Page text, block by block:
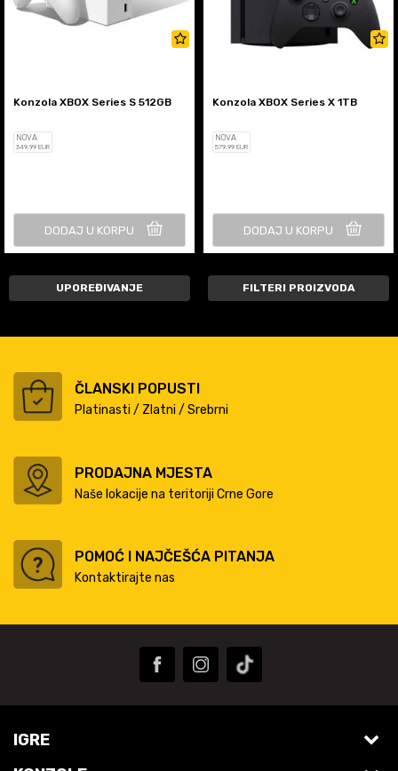
Konzola XBOX Series S 512GB
NOVA
349,99 EUR
DODAJ U KORPU
Konzola XBOX Series X 1TB
NOVA
579,99 EUR
DODAJ U KORPU
UPOREĐIVANJE FILTERI PROIZVODA
ČLANSKI POPUSTI
Platinasti / Zlatni / Srebrni
PRODAJNA MJESTA
Naše lokacije na teritoriji Crne Gore
POMOĆ I NAJČEŠĆA PITANJA
Kontaktirajte nas
IGRE